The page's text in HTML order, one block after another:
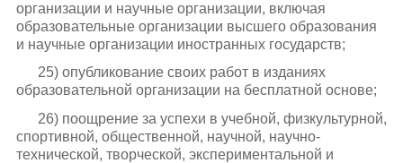
организации и научные организации, включая
образовательные организации высшего образования
и научные организации иностранных государств;
25) опубликование своих работ в изданиях
образовательной организации на бесплатной основе;
26) поощрение за успехи в учебной, физкультурной,
спортивной, общественной, научной, научно-
технической, творческой, экспериментальной и